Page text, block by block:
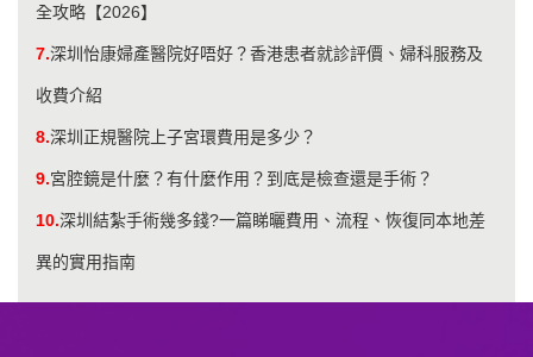
全攻略【2026】
7.深圳怡康婦產醫院好唔好？香港患者就診評價、婦科服務及
收費介紹
8.深圳正規醫院上子宮環費用是多少？
9.宮腔鏡是什麼？有什麼作用？到底是檢查還是手術？
10.深圳結紮手術幾多錢?一篇睇曬費用、流程、恢復同本地差
異的實用指南